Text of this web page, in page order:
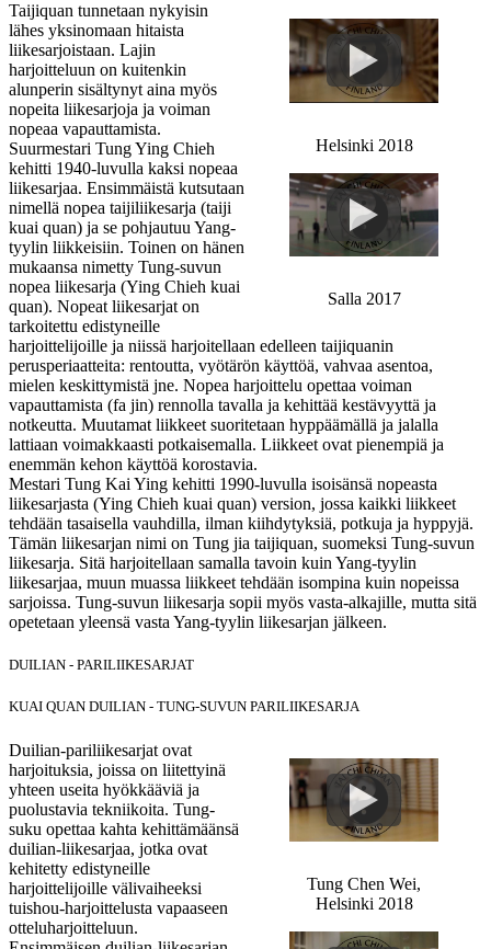
Helsinki 2018
Salla 2017
Taijiquan tunnetaan nykyisin
lähes yksinomaan hitaista
liikesarjoistaan. Lajin
harjoitteluun on kuitenkin
alunperin sisältynyt aina myös
nopeita liikesarjoja ja voiman
nopeaa vapauttamista.
Suurmestari Tung Ying Chieh
kehitti 1940-luvulla kaksi nopeaa
liikesarjaa. Ensimmäistä kutsutaan
nimellä nopea taijiliikesarja (taiji
kuai quan) ja se pohjautuu Yang-
tyylin liikkeisiin. Toinen on hänen
mukaansa nimetty Tung-suvun
nopea liikesarja (Ying Chieh kuai
quan). Nopeat liikesarjat on
tarkoitettu edistyneille
harjoittelijoille ja niissä harjoitellaan edelleen taijiquanin
perusperiaatteita: rentoutta, vyötärön käyttöä, vahvaa asentoa,
mielen keskittymistä jne. Nopea harjoittelu opettaa voiman
vapauttamista (fa jin) rennolla tavalla ja kehittää kestävyyttä ja
notkeutta. Muutamat liikkeet suoritetaan hyppäämällä ja jalalla
lattiaan voimakkaasti potkaisemalla. Liikkeet ovat pienempiä ja
enemmän kehon käyttöä korostavia.
Mestari Tung Kai Ying kehitti 1990-luvulla isoisänsä nopeasta
liikesarjasta (Ying Chieh kuai quan) version, jossa kaikki liikkeet
tehdään tasaisella vauhdilla, ilman kiihdytyksiä, potkuja ja hyppyjä.
Tämän liikesarjan nimi on Tung jia taijiquan, suomeksi Tung-suvun
liikesarja. Sitä harjoitellaan samalla tavoin kuin Yang-tyylin
liikesarjaa, muun muassa liikkeet tehdään isompina kuin nopeissa
sarjoissa. Tung-suvun liikesarja sopii myös vasta-alkajille, mutta sitä
opetetaan yleensä vasta Yang-tyylin liikesarjan jälkeen.
DUILIAN - PARILIIKESARJAT
KUAI QUAN DUILIAN - TUNG-SUVUN PARILIIKESARJA
Tung Chen Wei,
Helsinki 2018
Duilian-pariliikesarjat ovat
harjoituksia, joissa on liitettyinä
yhteen useita hyökkääviä ja
puolustavia tekniikoita. Tung-
suku opettaa kahta kehittämäänsä
duilian-liikesarjaa, jotka ovat
kehitetty edistyneille
harjoittelijoille välivaiheeksi
tuishou-harjoittelusta vapaaseen
otteluharjoitteluun.